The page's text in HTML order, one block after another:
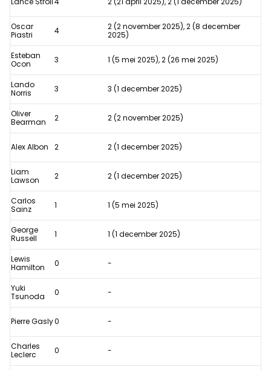
F1-
lijstje
Oscar
Piastri
4
2 (2 november 2025), 2 (8 december
2025)
Esteban
Ocon
3 1 (5 mei 2025), 2 (26 mei 2025)
Lando
Norris
3 3 (1 december 2025)
Oliver
Bearman
2 2 (2 november 2025)
Alex Albon 2 2 (1 december 2025)
Liam
Lawson
2 2 (1 december 2025)
Carlos
Sainz
1 1 (5 mei 2025)
George
Russell
1 1 (1 december 2025)
Lewis
Hamilton
0 -
Yuki
Tsunoda
0 -
Pierre Gasly0 -
Charles
Leclerc
0 -